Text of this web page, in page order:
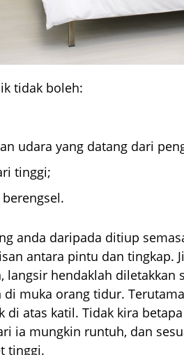
tidak boleh:
udara yang datang dari
tinggi;
anda daripada ditiup
antara pintu dan tingkap.
langsir hendaklah diletakkan
di muka orang tidur.
di atas katil. Tidak kira
ia mungkin runtuh, dan
tinggi.